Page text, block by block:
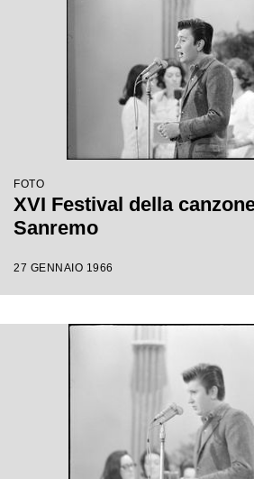
FOTO
XVI Festival della
Sanremo
27 GENNAIO 1966